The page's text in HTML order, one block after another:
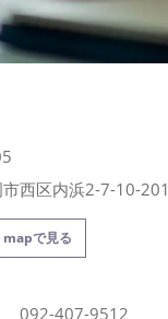
西区内浜2-7-10-201
で見る
092-407-9512